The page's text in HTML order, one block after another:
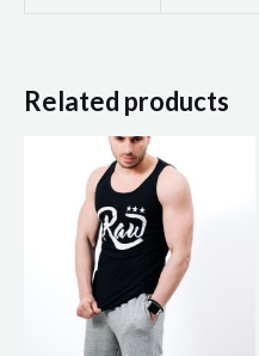
Related products